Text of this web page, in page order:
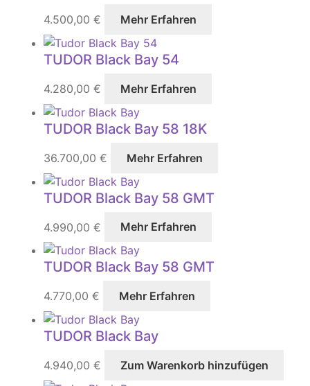
4.500,00 € Mehr Erfahren
TUDOR Black Bay 54
4.280,00 € Mehr Erfahren
TUDOR Black Bay 58 18K
36.700,00 € Mehr Erfahren
TUDOR Black Bay 58 GMT
4.990,00 € Mehr Erfahren
TUDOR Black Bay 58 GMT
4.770,00 € Mehr Erfahren
TUDOR Black Bay
4.940,00 € Zum Warenkorb hinzufügen